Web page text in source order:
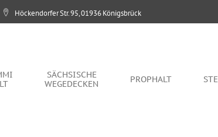
Höckendorfer Str. 95, 01936 Königsbrück
SÄCHSISCHE
WEGEDECKEN
PROPHALT